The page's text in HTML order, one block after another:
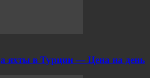
яхты в Турции — Цена на день